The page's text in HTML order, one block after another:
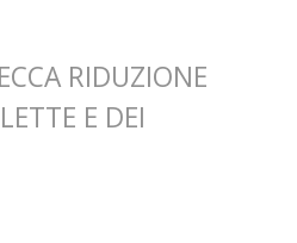
RIDUZIONE
E DEI